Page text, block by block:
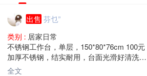
出售 芬乜”
类别 : 居家日常
不锈钢工作台，单层，150*80*76cm 100元
加厚不锈钢，结实耐用，台面光滑好清洗
承重力强，适合厨房、饭店、奶茶店、摆摊
全文